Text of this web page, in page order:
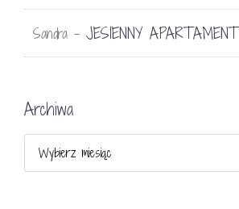
Sandra - JESIENNY APARTAMENT
Archiwa